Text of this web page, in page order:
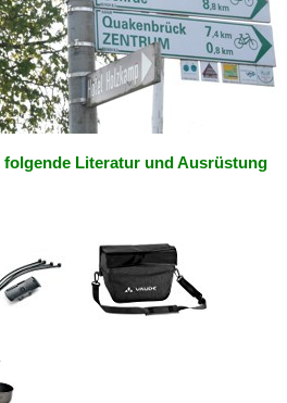
Literatur und Ausrüstung